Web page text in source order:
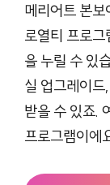
메리어트 본
로열티 프로
을 누릴 수 있
실 업그레이
받을 수 있죠.
프로그램이에